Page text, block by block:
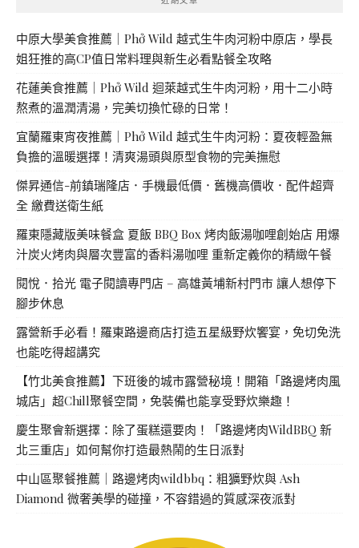
中原大學美食推薦｜Phở Wild 越式生牛肉河粉中原店，學長
姐狂推的高CP值日常料理與新生必看點餐全攻略
花蓮美食推薦｜Phở Wild 迴萊越式生牛肉河粉，用十二小時
熬煮的溫潤清湯，完美切換忙碌的日常！
宜蘭羅東宵夜推薦｜Phở Wild 越式生牛肉河粉：夏夜輕盈無
負擔的溫暖選擇！清爽湯頭與原型食物的完美撫慰
傑昇通信-前鎮瑞隆店．手機最低價．舊機高價收．配件超齊
全 繳費送衛生紙
羅東隱藏版美味餐盒 夏飯 BBQ Box 烤肉飯湯咖哩創始店 用爆
汁炭火烤肉與層次豐富的香料湯咖哩 重新定義你的精緻午餐
閱悅．拾光 電子閱讀專門店 – 高雄黃埔新村門市 讓人想停下
腳步休息
露營新手必看！羅東路邊商店打造五星級野炊饗宴，免切免洗
也能吃得超講究
【竹北美食推薦】下班後的城市露營秘境！開箱「路邊烤肉風
城店」超Chill聚餐空間，免裝備也能享受野炊樂趣！
慶生聚會新選擇：除了蛋糕還要肉！「路邊烤肉WildBBQ 新
北三重店」如何幫你打造最熱鬧的生日派對
中山區聚餐推薦｜路邊烤肉wildbbq：粗獷野炊與 Ash
Diamond 微奢美學的碰撞，不容錯過的質感深夜派對